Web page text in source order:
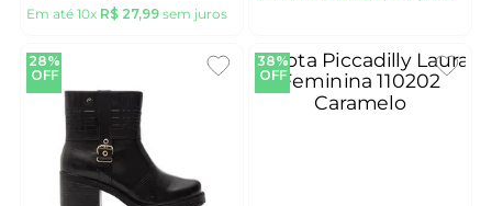
Em até 10x R$ 27,99 sem juros
28%
OFF
38%
OFF